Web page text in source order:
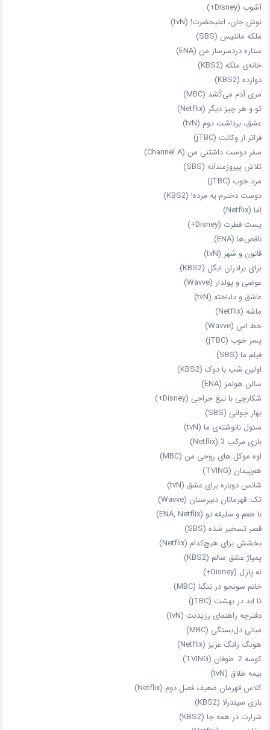
آشوب (Disney+)
نوش جان، اعلیحضرت! (tvN)
ملکه‌ مانتیس (SBS)
ستاره دردسرساز من (ENA)
خانه‌ی ملکه (KBS2)
دوازده (KBS2)
مری آدم می‌کُشد (MBC)
تو و هر چیز دیگر (Netflix)
عشق، برداشت دوم (tvN)
فراتر از وکالت (jTBC)
سفر دوست‌ داشتنی من (Channel A)
تلاش پیروزمندانه (SBS)
مرد خوب (jTBC)
دوست دخترم یه مرده! (KBS2)
اِما (Netflix)
پست فطرت (Disney+)
ناقص‌ها (ENA)
قانون و شهر (tvN)
برای برادران ایگل (KBS2)
عوضی و پولدار (Wavve)
عاشق و دلباخته (tvN)
ماشه (Netflix)
خط اس (Wavve)
پسر خوب (jTBC)
فیلم ما (SBS)
اولین شب با دوک (KBS2)
سالن هولمز (ENA)
شکارچی با تیغ جراحی (Disney+)
بهار جوانی (SBS)
سئول نانوشته‌ی ما (tvN)
بازی مرکب 3 (Netflix)
اوه موکل های روحی من (MBC)
هم‌پیمان (TVING)
شانس دوباره برای عشق (tvN)
تک: قهرمانان دبیرستان (Wavve)
با طعم و سلیقه تو (ENA, Netflix)
قصر تسخیر شده (SBS)
بخشش برای هیچ‌کدام (Netflix)
پمپاژ عشق سالم (KBS2)
نه پازل (Disney+)
خانم سونجو در تنگنا (MBC)
تا ابد در بهشت (jTBC)
دفترچه راهنمای رزیدنت (tvN)
مبانی دل‌بستگی (MBC)
هونگ رانگ عزیز (Netflix)
کوسه 2: طوفان (TVING)
بیمه طلاق (tvN)
کلاس قهرمان ضعیف فصل دوم (Netflix)
بازی سیندرلا (KBS2)
شرارت در همه‌ جا (KBS2)